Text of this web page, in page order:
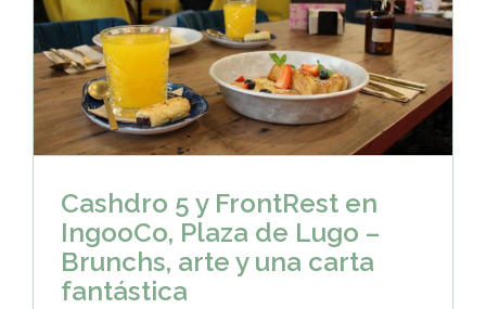
Cashdro 5 y FrontRest en
IngooCo, Plaza de Lugo –
Brunchs, arte y una carta
fantástica